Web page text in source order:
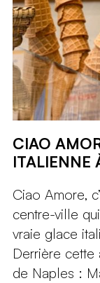
CIAO
ITALIENNE
Ciao Amore,
centre-ville
vraie glace
Derrière cette
de Naples :